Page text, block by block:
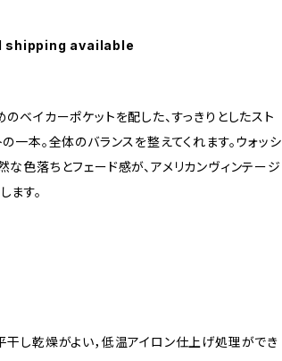
available
ベイカーポケットを配した、すっきりとしたスト
一本。全体のバランスを整えてくれます。ウォッシ
な色落ちとフェード感が、アメリカンヴィンテージ
ます。
干し乾燥がよい，低温アイロン仕上げ処理ができ